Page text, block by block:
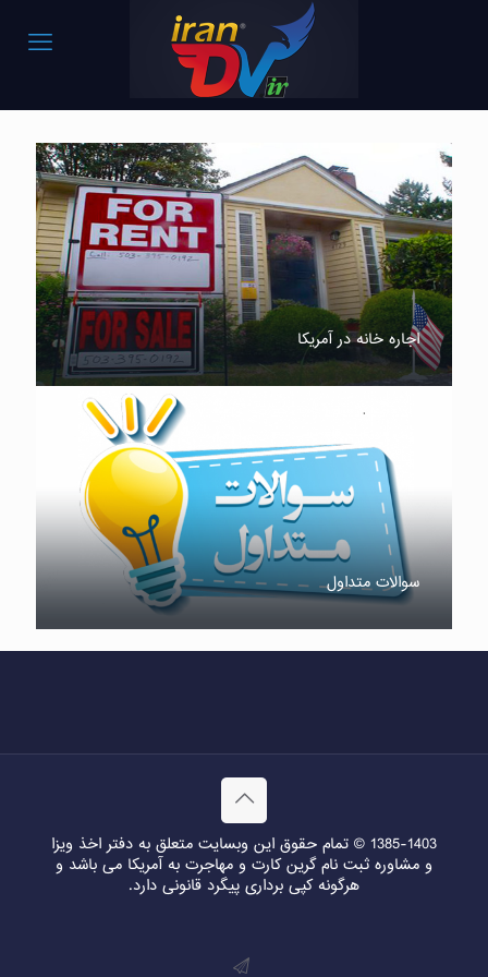
اجاره خانه در آمریکا
سوالات متداول
1385-1403 © تمام حقوق این وبسایت متعلق به دفتر اخذ ویزا
و مشاوره ثبت نام گرین کارت و مهاجرت به آمریکا می باشد و
هرگونه کپی برداری پیگرد قانونی دارد.